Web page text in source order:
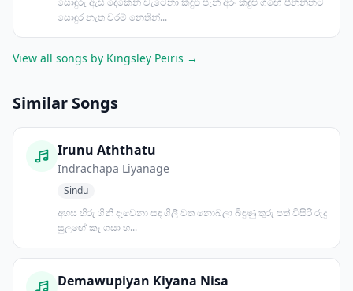
සොඳුර නැත වරම් නෙතින්...
View all songs by Kingsley Peiris →
Similar Songs
Irunu Aththatu
Indrachapa Liyanage
Sindu
අහස හිරු ගිනි දැවෙනා සඳ ගිලී වත නොබලා බිඳුණු තුරු පත් විසිරී රුදු
සුලඟේ කෑ ගසා හ...
Demawupiyan Kiyana Nisa